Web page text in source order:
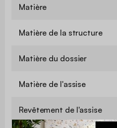
Matière
Matière de la structure
Matière du dossier
Matière de l'assise
Revêtement de l'assise